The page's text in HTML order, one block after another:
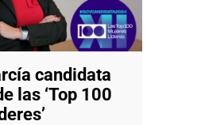
candidata
las ‘Top 100